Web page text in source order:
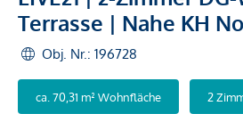
Terrasse | Nahe KH
Obj. Nr.: 196728
ca. 70,31 m² Wohnfläche 2